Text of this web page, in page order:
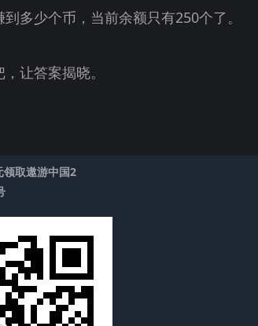
多少个币，当前余额只有250个了。
让答案揭晓。
领取遨游中国2